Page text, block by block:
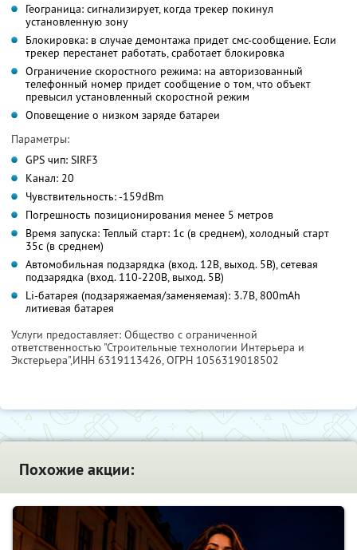
Геограница: сигнализирует, когда трекер покинул
установленную зону
Блокировка: в случае демонтажа придет смс-сообщение. Если
трекер перестанет работать, сработает блокировка
Ограничение скоростного режима: на авторизованный
телефонный номер придет сообщение о том, что объект
превысил установленный скоростной режим
Оповещение о низком заряде батареи
Параметры:
GPS чип: SIRF3
Канал: 20
Чувствительность: -159dBm
Погрешность позиционирования менее 5 метров
Время запуска: Теплый старт: 1с (в среднем), холодный старт
35с (в среднем)
Автомобильная подзарядка (вход. 12В, выход. 5В), сетевая
подзарядка (вход. 110-220В, выход. 5В)
Li-батарея (подзаряжаемая/заменяемая): 3.7В, 800mAh
литиевая батарея
Услуги предоставляет: Общество с ограниченной
ответственностью "Строительные технологии Интерьера и
Экстерьера",ИНН 6319113426, ОГРН 1056319018502
Похожие акции: